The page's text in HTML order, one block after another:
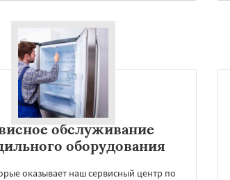
обслуживание
оборудования
оказывает наш сервисный центр по
согласие на обработку персональных данных